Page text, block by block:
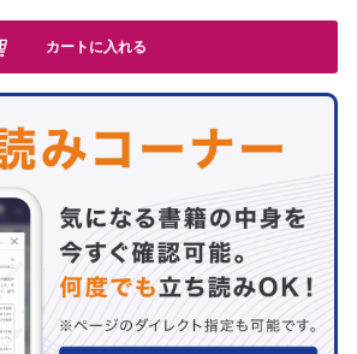
カートに入れる